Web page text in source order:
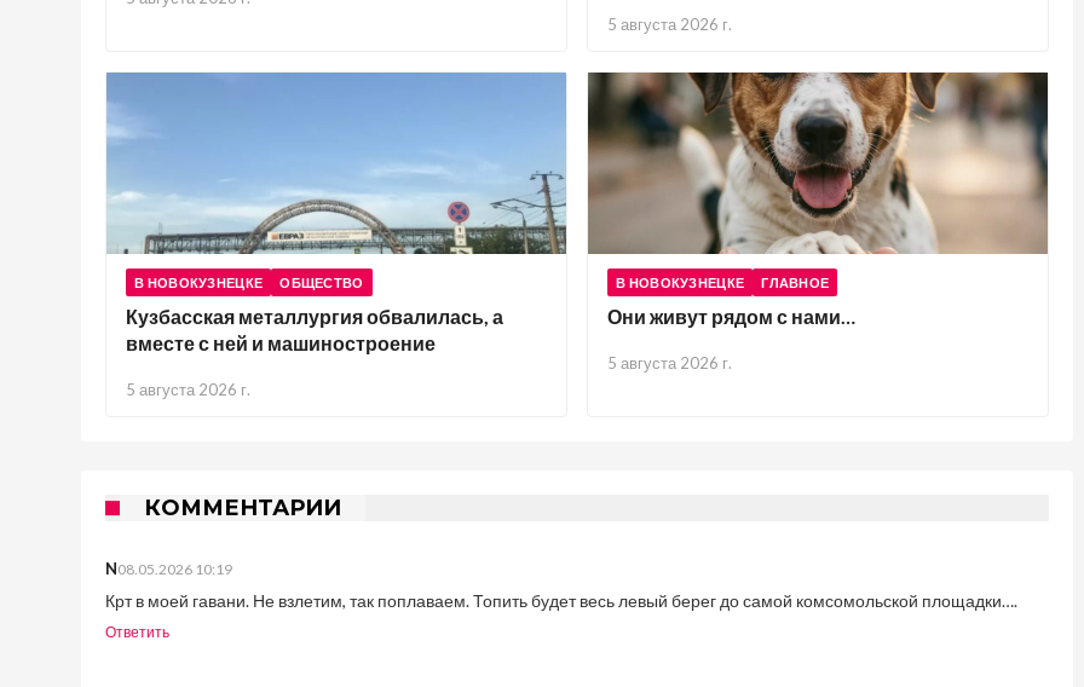
5 августа 2026 г.
В НОВОКУЗНЕЦКЕ ОБЩЕСТВО
Кузбасская металлургия обвалилась, а
вместе с ней и машиностроение
5 августа 2026 г.
В НОВОКУЗНЕЦКЕ ГЛАВНОЕ
Они живут рядом с нами…
5 августа 2026 г.
КОММЕНТАРИИ
N08.05.2026 10:19
Крт в моей гавани. Не взлетим, так поплаваем. Топить будет весь левый берег до самой комсомольской площадки….
Ответить